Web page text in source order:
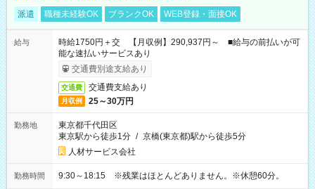
派遣 職種未経験OK ブランクOK WEB登録・面接OK
給与
時給1750円＋交 【月収例】290,937円～ ■給与の前払いが可
能な速払いサービスあり
交通費別途支給あり
交通費 交通費支給あり
月収例 25～30万円
勤務地
東京都千代田区
東京駅から徒歩1分 / 京橋(東京都)駅から徒歩5分
人材サービス会社
勤務時間 9:30～18:15 ※残業はほとんどありません。※休憩60分。